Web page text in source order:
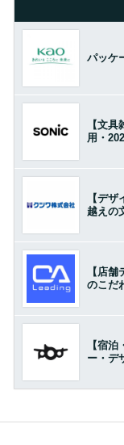
パッケ
【文
用・
【デ
越えの
【店
のこだ
【宿
ー・デ